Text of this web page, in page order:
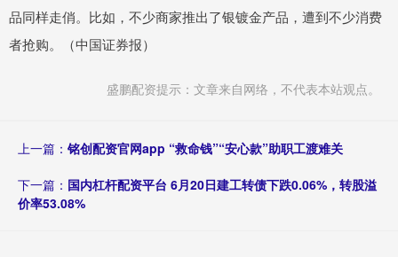
品同样走俏。比如，不少商家推出了银镀金产品，遭到不少消费
者抢购。（中国证券报）
盛鹏配资提示：文章来自网络，不代表本站观点。
上一篇： 铭创配资官网app “救命钱”“安心款”助职工渡难关
下一篇： 国内杠杆配资平台 6月20日建工转债下跌0.06%，转股溢
价率53.08%